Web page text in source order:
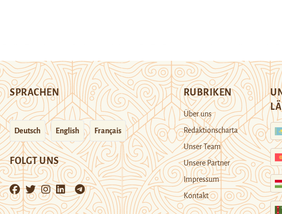
SPRACHEN
Deutsch English Français
FOLGT UNS
RUBRIKEN
Über uns
Redaktionscharta
Unser Team
Unsere Partner
Impressum
Kontakt